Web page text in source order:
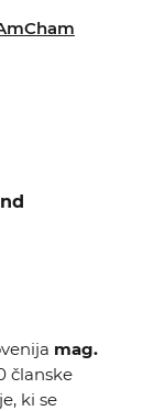
mag.
članske
ki se